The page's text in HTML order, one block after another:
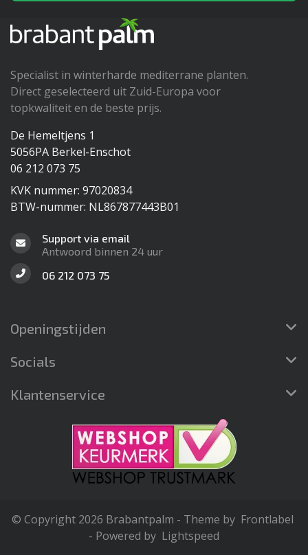
Specialist in winterharde mediterrane planten.
Direct geselecteerd uit Zuid-Europa voor
topkwaliteit en de beste prijs.
De Hemeltjens 1
5056PA Berkel-Enschot
06 212 073 75
KVK nummer: 97020834
BTW-nummer: NL867877443B01
Support via email
Antwoord binnen 24 uur
06 212 073 75
Openingstijden
Socials
Klantenservice
© Copyright 2026 Brabantpalm - Theme by Frontlabel
- Powered by Lightspeed